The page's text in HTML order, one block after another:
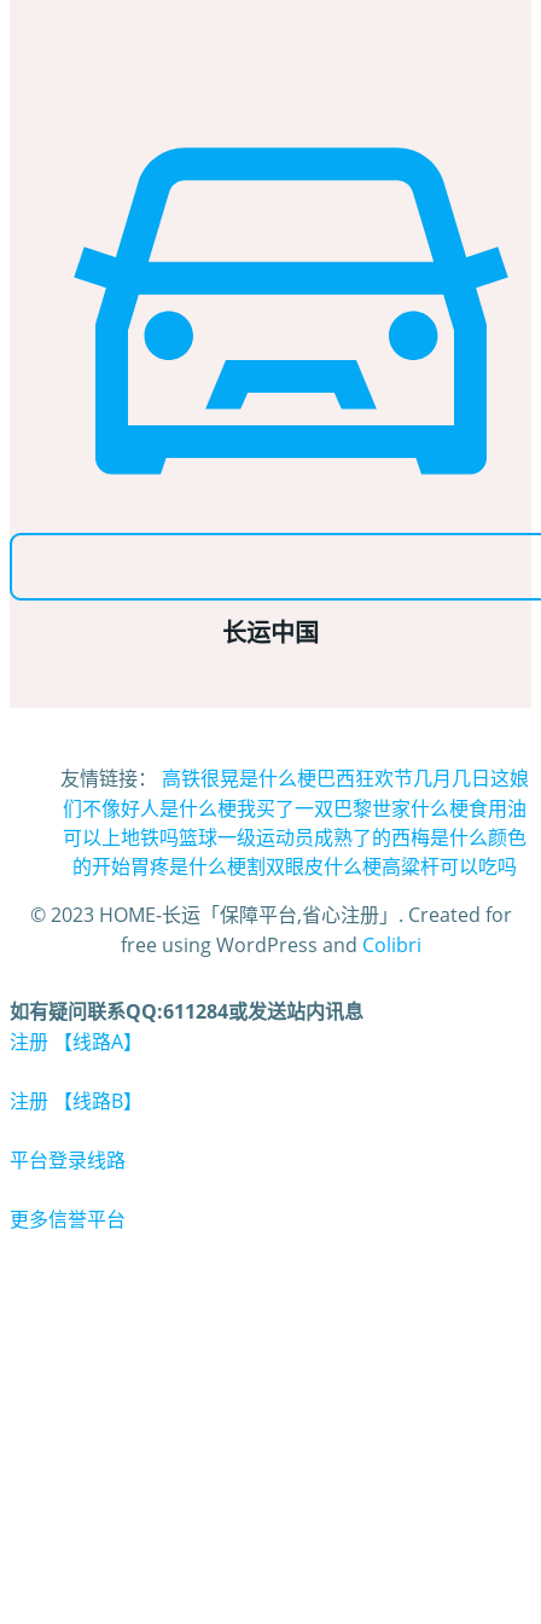
长运中国
友情链接： 高铁很晃是什么梗巴西狂欢节几月几日这娘
们不像好人是什么梗我买了一双巴黎世家什么梗食用油
可以上地铁吗篮球一级运动员成熟了的西梅是什么颜色
的开始胃疼是什么梗割双眼皮什么梗高粱杆可以吃吗
© 2023 HOME-长运「保障平台,省心注册」. Created for
free using WordPress and Colibri
如有疑问联系QQ:611284或发送站内讯息
注册 【线路A】
注册 【线路B】
平台登录线路
更多信誉平台